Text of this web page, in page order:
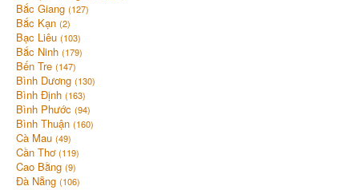
Bắc Giang (127)
Bắc Kạn (2)
Bạc Liêu (103)
Bắc Ninh (179)
Bến Tre (147)
Bình Dương (130)
Bình Định (163)
Bình Phước (94)
Bình Thuận (160)
Cà Mau (49)
Cần Thơ(119)
Cao Bằng (9)
Đà Nẵng (106)